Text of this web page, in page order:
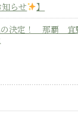
らせ
】
集の決定！ 那